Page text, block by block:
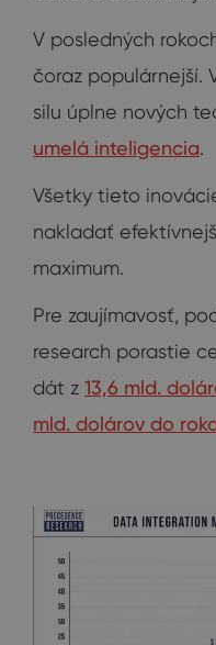
V posledných
čoraz populárnejší.
silu úplne nových
umelá inteligencia.
Všetky tieto
nakladať
maximum.
Pre zaujímavosť,
research porastie
dát z 13,6 mld.
mld. dolárov do